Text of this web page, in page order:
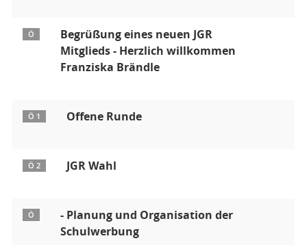
Ö
Begrüßung eines neuen JGR
Mitglieds - Herzlich willkommen
Franziska Brändle
Ö 1 Offene Runde
Ö 2 JGR Wahl
Ö
- Planung und Organisation der
Schulwerbung